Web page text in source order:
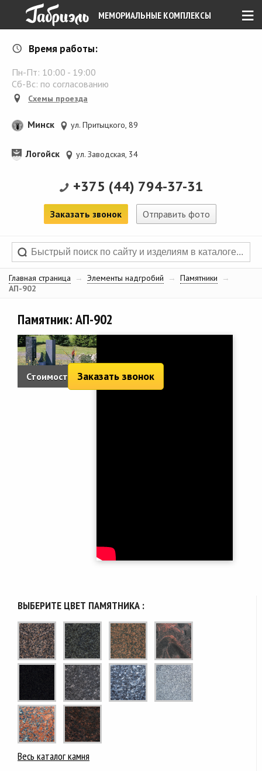
≡
МЕМОРИАЛЬНЫЕ КОМПЛЕКСЫ
Время работы:
Пн-Пт: 10:00 - 19:00
Сб-Вс: по согласованию
Схемы проезда
Минск ул. Притыцкого, 89
Логойск ул. Заводская, 34
+375 (44) 794-37-31
Заказать звонок Отправить фото
Главная страница → Элементы надгробий → Памятники
→
АП-902
Памятник: АП-902
Стоимость: 5 124 руб.
Заказать звонок
ВЫБЕРИТЕ ЦВЕТ ПАМЯТНИКА :
Весь каталог камня